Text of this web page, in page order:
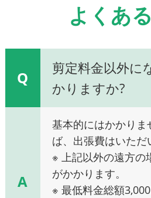
よくあ
Q
剪定料金以外に
かりますか?
A
基本的にはかかり
ば、出張費はいただ
※ 上記以外の遠方の
がかかります。
※ 最低料金総額